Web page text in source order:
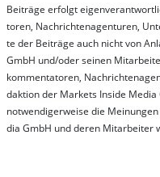
Bei­trä­ge er­folgt
tor­en, Nach­richt­en­ag­en­tur­en,
te der Bei­trä­ge auch nicht von
GmbH und/oder sei­nen
kom­men­ta­tor­en,
dak­tion der Mar­kets In­side
not­wen­di­ger­wei­se die
dia GmbH und de­ren Mit­ar­bei­ter